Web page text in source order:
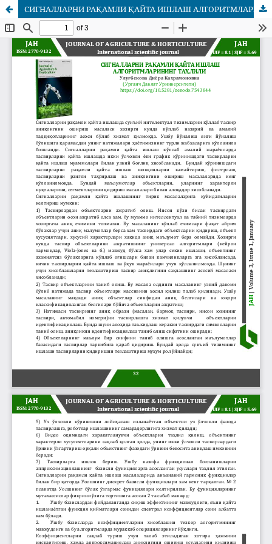
СИГНАЛЛАРНИ РАҚАМЛИ ҚАЙТА ИШЛАШ АЛГОРИТМЛАРИНИНГ ТАҲЛИЛИ